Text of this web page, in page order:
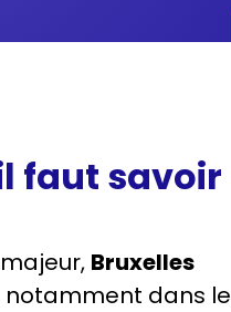
faut savoir
Bruxelles
notamment dans le